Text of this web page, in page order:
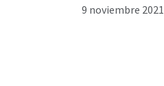
9 noviembre